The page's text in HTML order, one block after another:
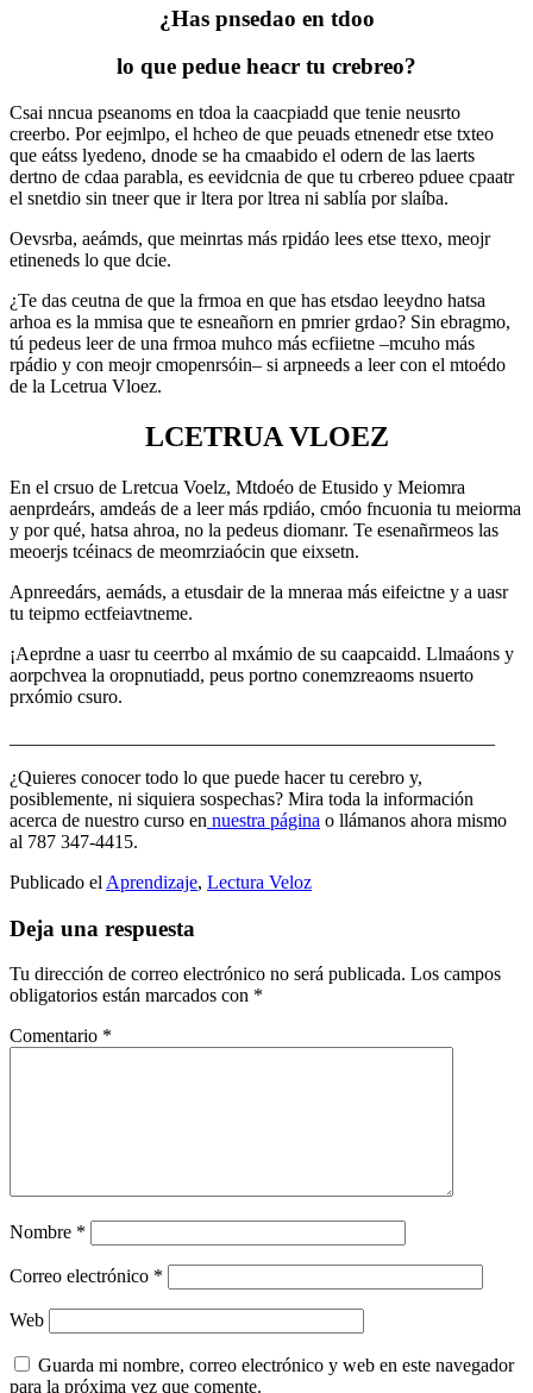
¿Has pnsedao en tdoo
lo que pedue heacr tu crebreo?
Csai nncua pseanoms en tdoa la caacpiadd que tenie neusrto
creerbo. Por eejmlpo, el hcheo de que peuads etnenedr etse txteo
que eátss lyedeno, dnode se ha cmaabido el odern de las laerts
dertno de cdaa parabla, es eevidcnia de que tu crbereo pduee cpaatr
el snetdio sin tneer que ir ltera por ltrea ni sablía por slaíba.
Oevsrba, aeámds, que meinrtas más rpidáo lees etse ttexo, meojr
etineneds lo que dcie.
¿Te das ceutna de que la frmoa en que has etsdao leeydno hatsa
arhoa es la mmisa que te esneañorn en pmrier grdao? Sin ebragmo,
tú pedeus leer de una frmoa muhco más ecfiietne –mcuho más
rpádio y con meojr cmopenrsóin– si arpneeds a leer con el mtoédo
de la Lcetrua Vloez.
LCETRUA VLOEZ
En el crsuo de Lretcua Voelz, Mtdoéo de Etusido y Meiomra
aenprdeárs, amdeás de a leer más rpdiáo, cmóo fncuonia tu meiorma
y por qué, hatsa ahroa, no la pedeus diomanr. Te esenañrmeos las
meoerjs tcéinacs de meomrziaócin que eixsetn.
Apnreedárs, aemáds, a etusdair de la mneraa más eifeictne y a uasr
tu teipmo ectfeiavtneme.
¡Aeprdne a uasr tu ceerrbo al mxámio de su caapcaidd. Llmaáons y
aorpchvea la oropnutiadd, peus portno conemzreaoms nsuerto
prxómio csuro.
¿Quieres conocer todo lo que puede hacer tu cerebro y,
posiblemente, ni siquiera sospechas? Mira toda la información
acerca de nuestro curso en nuestra página o llámanos ahora mismo
al 787 347-4415.
Publicado el Aprendizaje, Lectura Veloz
Deja una respuesta
Tu dirección de correo electrónico no será publicada. Los campos
obligatorios están marcados con *
Comentario *
Nombre *
Correo electrónico *
Web
Guarda mi nombre, correo electrónico y web en este navegador
para la próxima vez que comente.